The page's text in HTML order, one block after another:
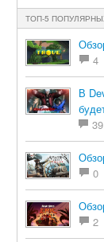
ТОП-5
4
В
39
0
2